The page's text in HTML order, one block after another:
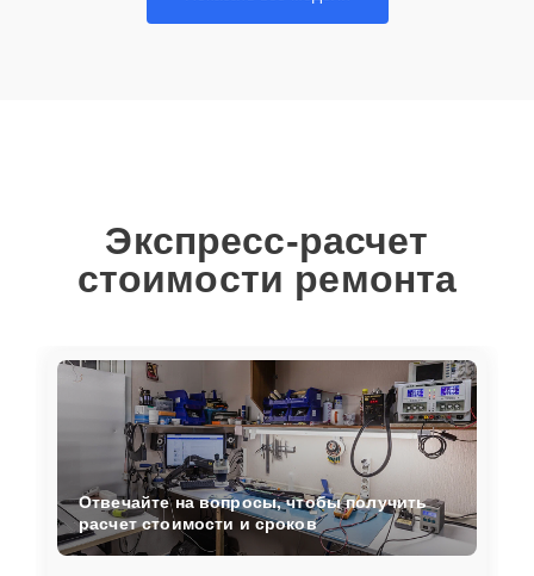
Экспресс-расчет
стоимости ремонта
Отвечайте на вопросы, чтобы получить
расчет стоимости и сроков